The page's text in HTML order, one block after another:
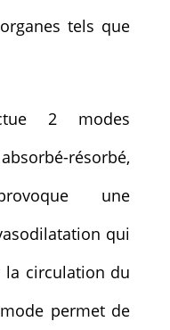
tels que
2 modes
résorbé,
une
qui
la circulation du
permet de